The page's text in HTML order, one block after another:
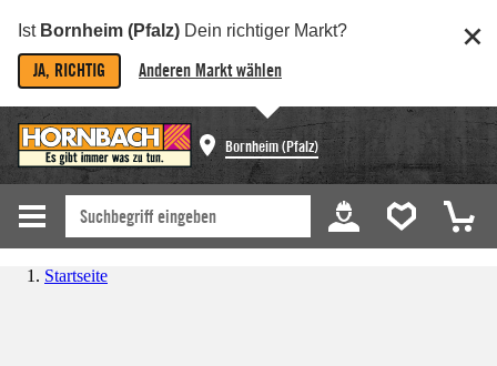
Ist Bornheim (Pfalz) Dein richtiger Markt?
JA, RICHTIG Anderen Markt wählen
Bornheim (Pfalz)
Startseite